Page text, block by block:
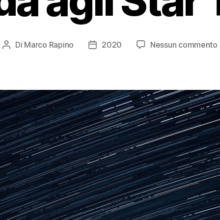
Autore
Di Marco Rapino
Data2020 Nessun commentosu